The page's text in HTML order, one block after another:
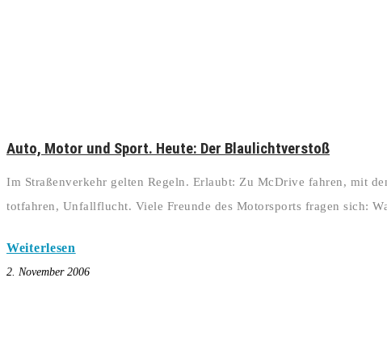
Auto, Motor und Sport. Heute: Der Blaulichtverstoß
Im Straßenverkehr gelten Regeln. Erlaubt: Zu McDrive fahren, mit
totfahren, Unfallflucht. Viele Freunde des Motorsports fragen sich:
Weiterlesen
2. November 2006